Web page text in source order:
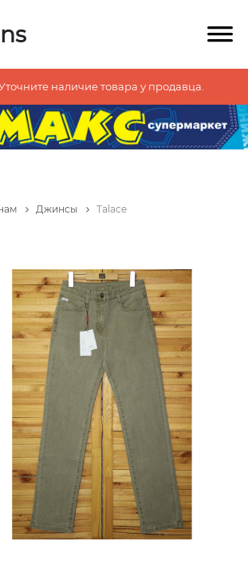
наличие товара у продавца.
Джинсы Talace